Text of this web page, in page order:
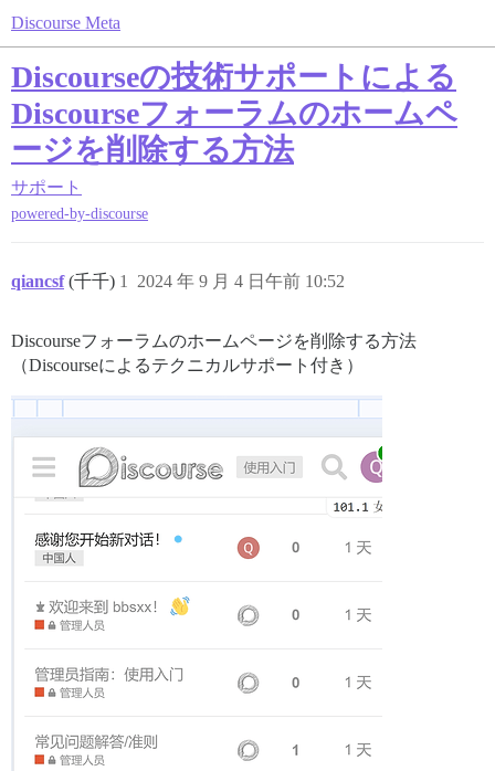
Discourse Meta
Discourseの技術サポートによる
Discourseフォーラムのホームペ
ージを削除する方法
サポート
powered-by-discourse
qiancsf (千千) 2024 年 9 月 4 日午前 10:52
1
Discourseフォーラムのホームページを削除する方法
（Discourseによるテクニカルサポート付き）